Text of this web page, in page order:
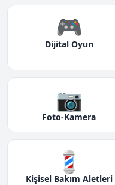
🎮
Dijital Oyun
📷
Foto-Kamera
💈
Kişisel Bakım Aletleri